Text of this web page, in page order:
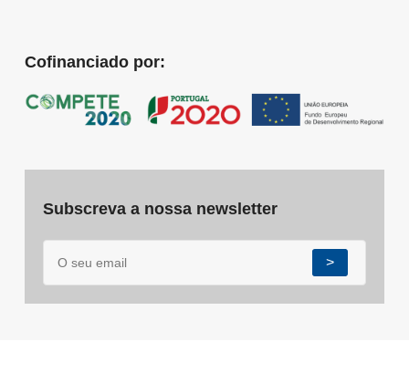
Cofinanciado por:
Subscreva a nossa newsletter
>